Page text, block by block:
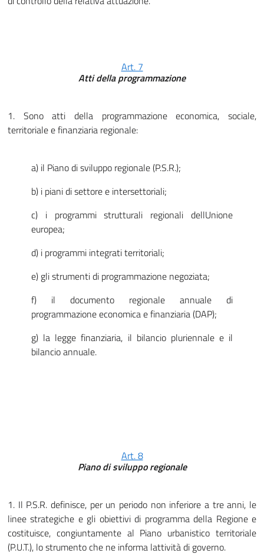
Art. 7
Atti della programmazione
1. Sono atti della programmazione economica, sociale,
territoriale e finanziaria regionale:
a) il Piano di sviluppo regionale (P.S.R.);
b) i piani di settore e intersettoriali;
c) i programmi strutturali regionali dellUnione
europea;
d) i programmi integrati territoriali;
e) gli strumenti di programmazione negoziata;
f) il documento regionale annuale di
programmazione economica e finanziaria (DAP);
g) la legge finanziaria, il bilancio pluriennale e il
bilancio annuale.
Art. 8
Piano di sviluppo regionale
1. Il P.S.R. definisce, per un periodo non inferiore a tre anni, le
linee strategiche e gli obiettivi di programma della Regione e
costituisce, congiuntamente al Piano urbanistico territoriale
(P.U.T.), lo strumento che ne informa lattività di governo.